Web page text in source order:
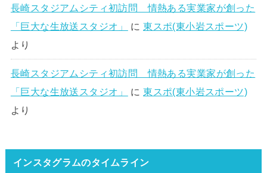
長崎スタジアムシティ初訪問 情熱ある実業家が創った
「巨大な生放送スタジオ」
に東スポ(東小岩スポーツ)
より
長崎スタジアムシティ初訪問 情熱ある実業家が創った
「巨大な生放送スタジオ」
に東スポ(東小岩スポーツ)
より
インスタグラムのタイムライン